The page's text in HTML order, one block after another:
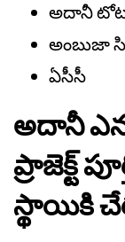
అదానీ
అంబుజా
ఏసీసీ
అదానీ
ప్రాజెక్ట్
స్థాయికి